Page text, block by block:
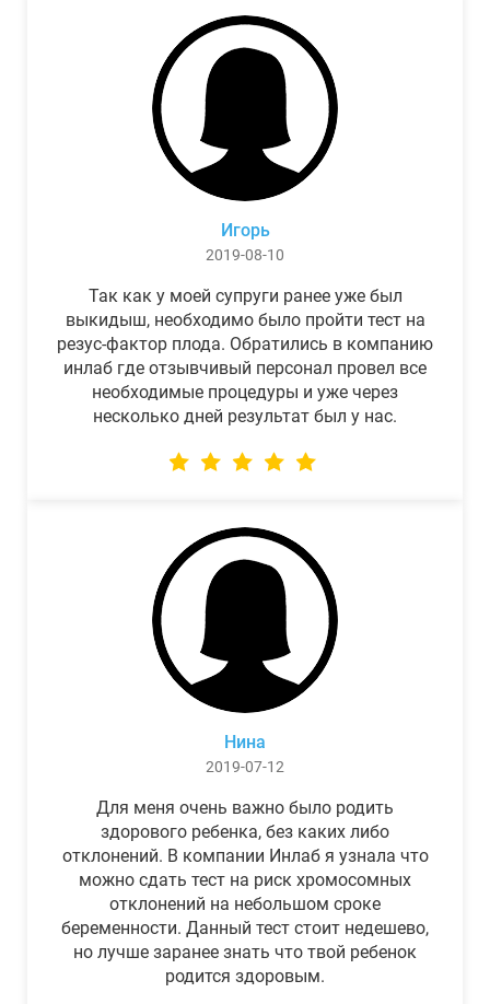
Игорь
2019-08-10
Так как у моей супруги ранее уже был
выкидыш, необходимо было пройти тест на
резус-фактор плода. Обратились в компанию
инлаб где отзывчивый персонал провел все
необходимые процедуры и уже через
несколько дней результат был у нас.
Нина
2019-07-12
Для меня очень важно было родить
здорового ребенка, без каких либо
отклонений. В компании Инлаб я узнала что
можно сдать тест на риск хромосомных
отклонений на небольшом сроке
беременности. Данный тест стоит недешево,
но лучше заранее знать что твой ребенок
родится здоровым.